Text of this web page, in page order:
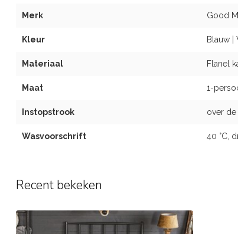
Merk Good
Kleur Blauw |
Materiaal Flanel
Maat 1-
Instopstrook over
Wasvoorschrift 40 °C,
Recent bekeken